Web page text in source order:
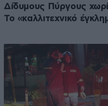
Δίδυμους Πύργους
Το «καλλιτεχνικό